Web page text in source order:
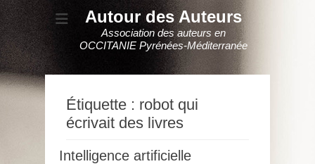
Autour des Auteurs
Association des auteurs en
OCCITANIE Pyrénées-Méditerranée
Étiquette : robot qui
écrivait des livres
Intelligence artificielle